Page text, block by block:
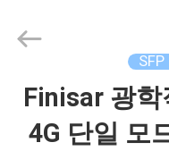
집
2017
HiLink
Technology
Co.,Ltd..
Reserved.
Finisar 광학
4G 단일 모